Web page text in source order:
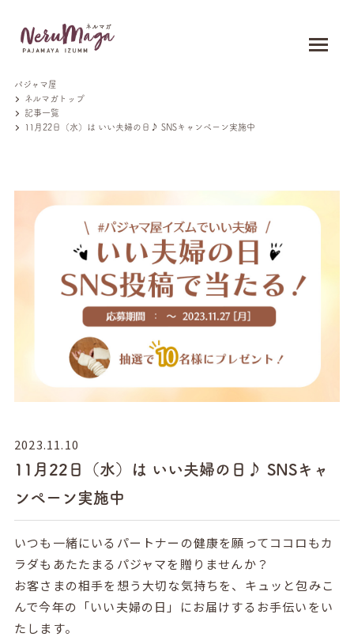
パジャマ屋
ネルマガトップ
記事一覧
11月22日（水）は いい夫婦の日♪ SNSキャンペーン実施中
2023.11.10
11月22日（水）は いい夫婦の日♪ SNSキャ
ンペーン実施中
いつも一緒にいるパートナーの健康を願ってココロもカ
ラダもあたたまるパジャマを贈りませんか？
お客さまの相手を想う大切な気持ちを、キュッと包みこ
んで今年の「いい夫婦の日」にお届けするお手伝いをい
たします。